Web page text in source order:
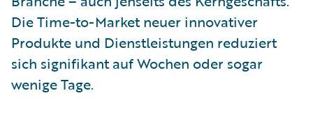
Die Time-to-Market neuer innovativer
Produkte und Dienstleistungen reduziert
sich signifikant auf Wochen oder sogar
wenige Tage.